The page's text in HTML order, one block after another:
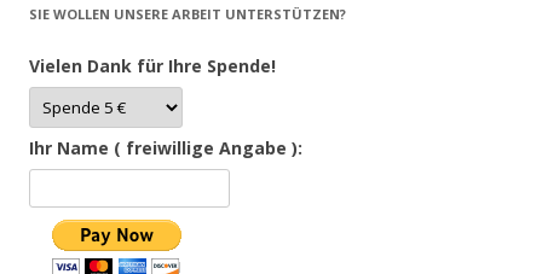
SIE WOLLEN UNSERE ARBEIT UNTERSTÜTZEN?
Vielen Dank für Ihre Spende!
Ihr Name ( freiwillige Angabe ):